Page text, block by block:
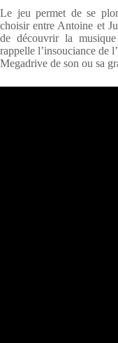
Le jeu permet de se
choisir entre Antoine et
de découvrir la
rappelle l’insouciance de
Megadrive de son ou sa